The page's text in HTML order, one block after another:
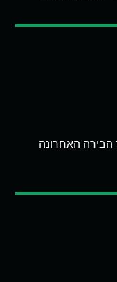
הבירה האחרונה